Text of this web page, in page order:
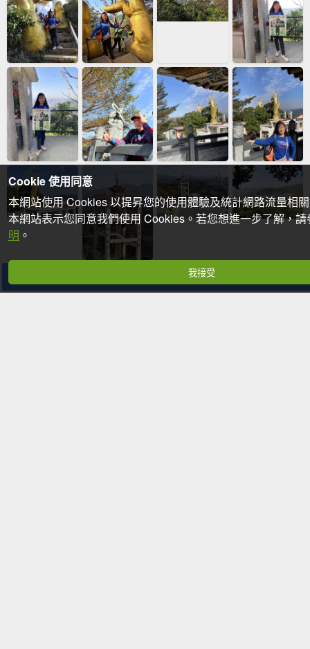
分享
Cookie 使用同意
本網站使用 Cookies 以提昇您的使用體驗及統計網路流量相
本網站表示您同意我們使用 Cookies。若您想進一步了解，
明 。
我接受